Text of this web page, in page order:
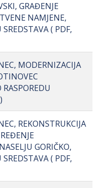
GRAĐENJE
NAMJENE,
SREDSTAVA( PDF,
MODERNIZACIJA
RASPOREDU
REKONSTRUKCIJA
GORIČKO,
SREDSTAVA( PDF,